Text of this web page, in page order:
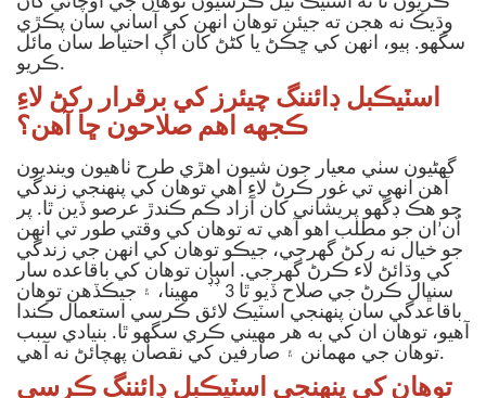
وڌيڪ نه هجن ته جيئن توهان انهن کي آساني سان پڪڙي
سگهو. ٻيو، انهن کي ڇڪڻ يا کڻڻ کان اڳ احتياط سان مائل
ڪريو.
اسٽيڪبل ڊائننگ چيئرز کي برقرار رکڻ لاءِ
ڪجهه اهم صلاحون ڇا آهن؟
گهڻيون سٺي معيار جون شيون اهڙي طرح ٺاهيون وينديون
آهن انهي تي غور ڪرڻ لاءِ اهي توهان کي پنهنجي زندگي
جو هڪ ڊگهو پريشاني کان آزاد ڪم ڪندڙ عرصو ڏين ٿا. پر
اُن’ان جو مطلب اهو آهي ته توهان کي وقتي طور تي انهن
جو خيال نه رکڻ گهرجي، جيڪو توهان کي انهن جي زندگي
کي وڌائڻ لاء ڪرڻ گهرجي. اسان توهان کي باقاعده سار
سنڀال ڪرڻ جي صلاح ڏيو ٿا 3
ڊڊ
مھينا، ۽ جيڪڏھن توھان
باقاعدگي سان پنھنجي اسٽيڪ لائق ڪرسي استعمال ڪندا
آھيو، توھان ان کي به ھر مھيني ڪري سگھو ٿا. بنيادي سبب
توهان جي مهمانن ۽ صارفين کي نقصان پهچائڻ نه آهي.
توهان کي پنهنجي اسٽيڪبل ڊائننگ ڪرسي